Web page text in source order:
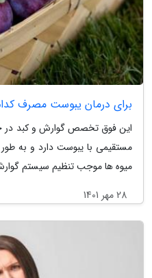
برای درمان یبوست مصرف
این فوق تخصص گوارش و کبد در
مستقیمی با یبوست دارد و به
میوه ها موجب تنظیم سیستم
28 مهر 1401